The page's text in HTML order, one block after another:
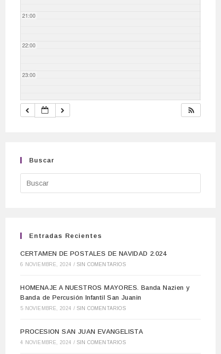
21:00
22:00
23:00
Buscar
Entradas Recientes
CERTAMEN DE POSTALES DE NAVIDAD 2.024
6 NOVIEMBRE, 2024 / SIN COMENTARIOS
HOMENAJE A NUESTROS MAYORES. Banda Nazien y
Banda de Percusión Infantil San Juanin
5 NOVIEMBRE, 2024 / SIN COMENTARIOS
PROCESION SAN JUAN EVANGELISTA
4 NOVIEMBRE, 2024 / SIN COMENTARIOS